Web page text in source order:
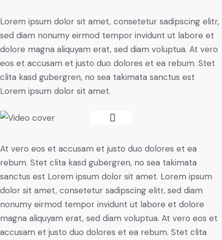
Lorem ipsum dolor sit amet, consetetur sadipscing elitr,
sed diam nonumy eirmod tempor invidunt ut labore et
dolore magna aliquyam erat, sed diam voluptua. At vero
eos et accusam et justo duo dolores et ea rebum. Stet
clita kasd gubergren, no sea takimata sanctus est
Lorem ipsum dolor sit amet.
At vero eos et accusam et justo duo dolores et ea
rebum. Stet clita kasd gubergren, no sea takimata
sanctus est Lorem ipsum dolor sit amet. Lorem ipsum
dolor sit amet, consetetur sadipscing elitr, sed diam
nonumy eirmod tempor invidunt ut labore et dolore
magna aliquyam erat, sed diam voluptua. At vero eos et
accusam et justo duo dolores et ea rebum. Stet clita